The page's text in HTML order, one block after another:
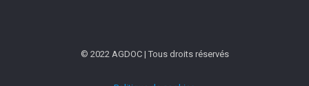
© 2022 AGDOC | Tous droits réservés